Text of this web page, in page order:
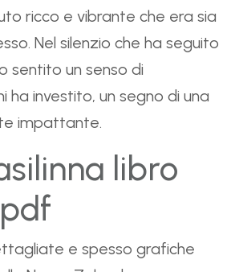
ricco e vibrante che era sia
Nel silenzio che ha seguito
sentito un senso di
ha investito, un segno di una
impattante.
libro
e spesso grafiche